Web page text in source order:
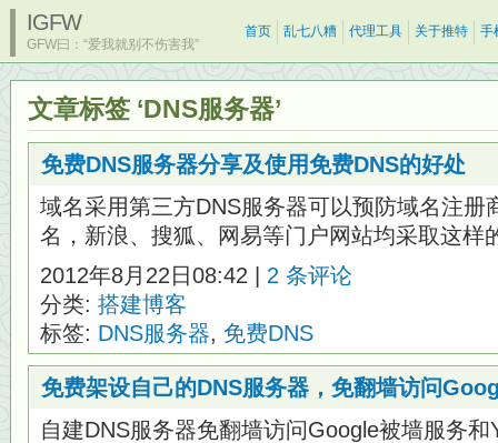
IGFW
GFW曰：“爱我就别不伤害我”
首页 乱七八糟 代理工具 关于推特 手
文章标签 ‘DNS服务器’
免费DNS服务器分享及使用免费DNS的好处
域名采用第三方DNS服务器可以预防域名注册
名，新浪、搜狐、网易等门户网站均采取这
2012年8月22日08:42 | 2 条评论
分类: 搭建博客
标签: DNS服务器, 免费DNS
免费架设自己的DNS服务器，免翻墙访问
自建DNS服务器免翻墙访问Google被墙服务